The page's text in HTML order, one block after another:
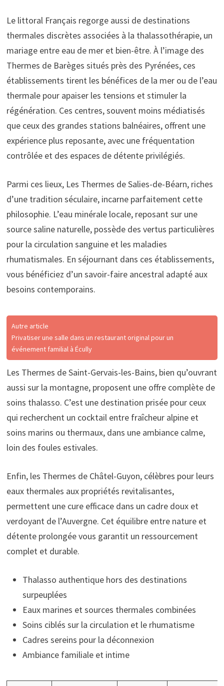
Le littoral Français regorge aussi de destinations
thermales discrètes associées à la thalassothérapie, un
mariage entre eau de mer et bien-être. À l’image des
Thermes de Barèges situés près des Pyrénées, ces
établissements tirent les bénéfices de la mer ou de l’eau
thermale pour apaiser les tensions et stimuler la
régénération. Ces centres, souvent moins médiatisés
que ceux des grandes stations balnéaires, offrent une
expérience plus reposante, avec une fréquentation
contrôlée et des espaces de détente privilégiés.
Parmi ces lieux, Les Thermes de Salies-de-Béarn, riches
d’une tradition séculaire, incarne parfaitement cette
philosophie. L’eau minérale locale, reposant sur une
source saline naturelle, possède des vertus particulières
pour la circulation sanguine et les maladies
rhumatismales. En séjournant dans ces établissements,
vous bénéficiez d’un savoir-faire ancestral adapté aux
besoins contemporains.
Autre article
Privatiser une salle dans un restaurant original pour un
événement familial à Écully
Les Thermes de Saint-Gervais-les-Bains, bien qu’ouvrant
aussi sur la montagne, proposent une offre complète de
soins thalasso. C’est une destination prisée pour ceux
qui recherchent un cocktail entre fraîcheur alpine et
soins marins ou thermaux, dans une ambiance calme,
loin des foules estivales.
Enfin, les Thermes de Châtel-Guyon, célèbres pour leurs
eaux thermales aux propriétés revitalisantes,
permettent une cure efficace dans un cadre doux et
verdoyant de l’Auvergne. Cet équilibre entre nature et
détente prolongée vous garantit un ressourcement
complet et durable.
Thalasso authentique hors des destinations
surpeuplées
Eaux marines et sources thermales combinées
Soins ciblés sur la circulation et le rhumatisme
Cadres sereins pour la déconnexion
Ambiance familiale et intime